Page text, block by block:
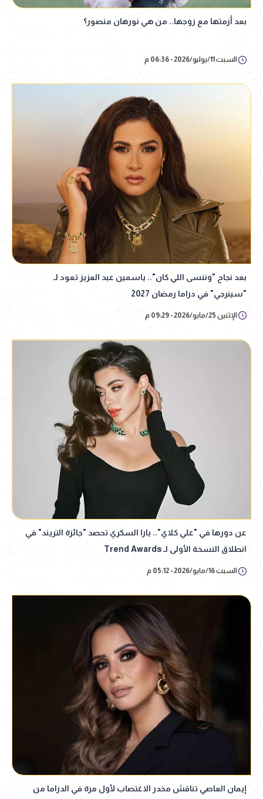
بعد أزمتها مع زوجها.. من هي نورهان منصور؟
السبت 11/يوليو/2026 - 06:36 م
بعد نجاح "وننسى اللي كان".. ياسمين عبد العزيز تعود لـ
"سينرجي" في دراما رمضان 2027
الإثنين 25/مايو/2026 - 09:29 م
عن دورها في "علي كلاي".. يارا السكري تحصد "جائزة التريند" في
انطلاق النسخة الأولى لـ Trend Awards
السبت 16/مايو/2026 - 05:12 م
إيمان العاصي تناقش مخدر الاغتصاب لأول مرة في الدراما من